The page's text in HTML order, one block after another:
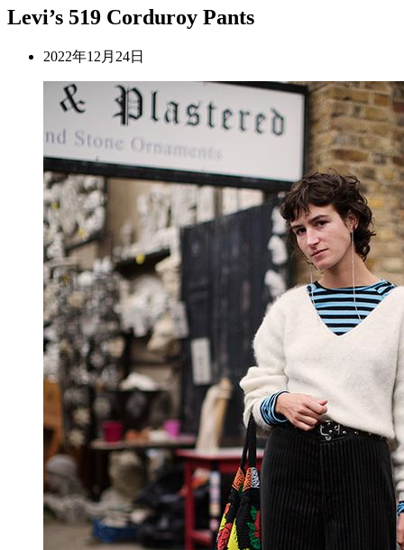
Levi’s 519 Corduroy Pants
2022年12月24日